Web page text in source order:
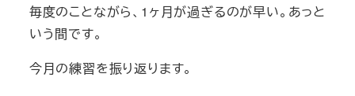
毎度のことながら、1ヶ月が過ぎるのが早い。あっと
いう間です。
今月の練習を振り返ります。